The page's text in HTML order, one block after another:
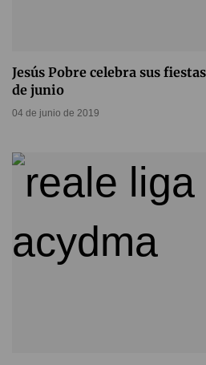
Jesús Pobre celebra sus
de junio
04 de junio de 2019